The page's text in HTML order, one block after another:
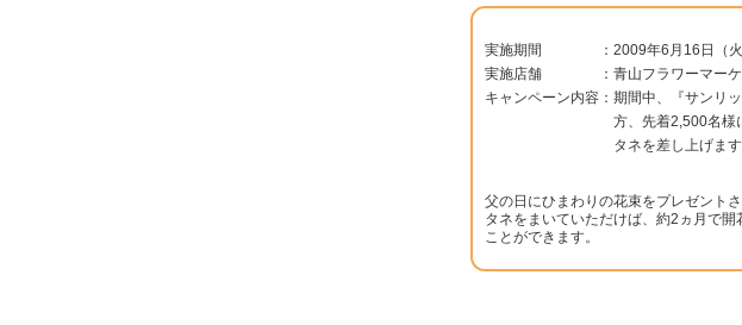
実施期間 ： 2009年6月16日（
実施店舗
： 青山フラワーマー
キャンペーン内容： 期間中、『サンリ
方、先着2,500名様
タネを差し上げます
父の日にひまわりの花束をプレゼント
タネをまいていただけば、約2ヵ月で
ことができます。